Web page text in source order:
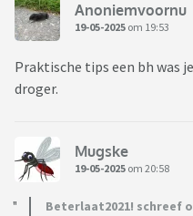
Anoniemvoornu
19-05-2025 om 19:53
Praktische tips een bh was
droger.
Mugske
19-05-2025 om 20:58
Beterlaat2021! schreef